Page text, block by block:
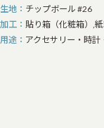
生地
チップボール #26
加工
貼り箱（化粧箱）,
用途
アクセサリー・時